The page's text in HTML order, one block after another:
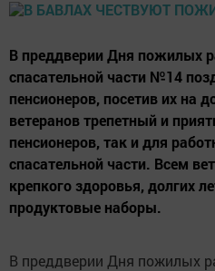
В преддверии Дня пожилых
спасательной части №14
пенсионеров, посетив их на
ветеранов трепетный и
пенсионеров, так и для
спасательной части. Всем
крепкого здоровья, долгих
продуктовые наборы.
В преддверии Дня пожилых